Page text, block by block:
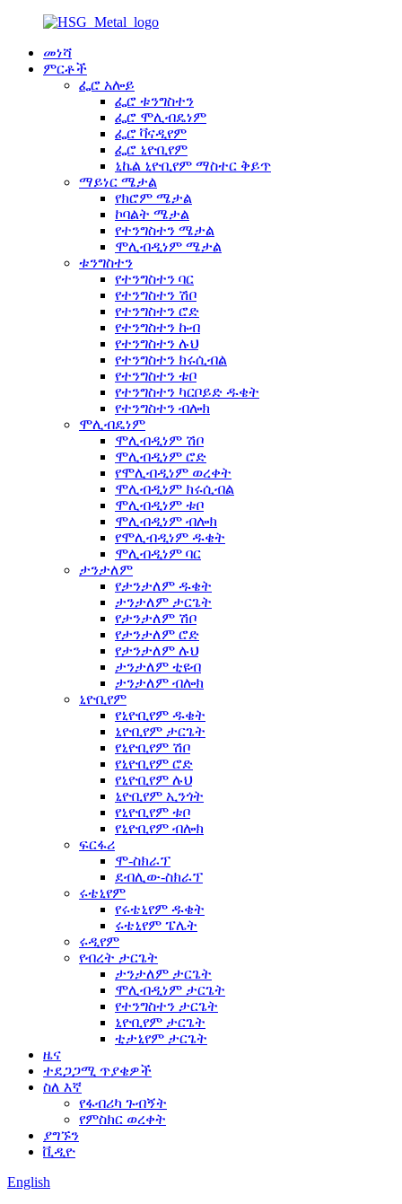
መነሻ
ምርቶች
ፌሮ አሎይ
ፌሮ ቱንግስተን
ፌሮ ሞሊብዴነም
ፌሮ ቫናዲየም
ፌሮ ኒዮቢየም
ኒኬል ኒዮቢየም ማስተር ቅይጥ
ማይነር ሜታል
የክሮም ሜታል
ኮባልት ሜታል
የተንግስተን ሜታል
ሞሊብዲነም ሜታል
ቱንግስተን
የተንግስተን ባር
የተንግስተን ሽቦ
የተንግስተን ሮድ
የተንግስተን ኩብ
የተንግስተን ሉህ
የተንግስተን ክሩሲብል
የተንግስተን ቱቦ
የተንግስተን ካርቦይድ ዱቄት
የተንግስተን ብሎክ
ሞሊብዴነም
ሞሊብዲነም ሽቦ
ሞሊብዲነም ሮድ
የሞሊብዲነም ወረቀት
ሞሊብዲነም ክሩሲብል
ሞሊብዲነም ቱቦ
ሞሊብዲነም ብሎክ
የሞሊብዲነም ዱቄት
ሞሊብዲነም ባር
ታንታለም
የታንታለም ዱቄት
ታንታለም ታርጌት
የታንታለም ሽቦ
የታንታለም ሮድ
የታንታለም ሉህ
ታንታለም ቲዩብ
ታንታለም ብሎክ
ኒዮቢየም
የኒዮቢየም ዱቄት
ኒዮቢየም ታርጌት
የኒዮቢየም ሽቦ
የኒዮቢየም ሮድ
የኒዮቢየም ሉህ
ኒዮቢየም ኢንጎት
የኒዮቢየም ቱቦ
የኒዮቢየም ብሎክ
ፍርፋሪ
ሞ-ስክራፕ
ደብሊው-ስክራፕ
ሩቴኒየም
የሩቴኒየም ዱቄት
ሩቴኒየም ፔሌት
ሩዲየም
የብረት ታርጌት
ታንታለም ታርጌት
ሞሊብዲነም ታርጌት
የተንግስተን ታርጌት
ኒዮቢየም ታርጌት
ቲታኒየም ታርጌት
ዜና
ተደጋጋሚ ጥያቄዎች
ስለ እኛ
የፋብሪካ ጉብኝት
የምስክር ወረቀት
ያግኙን
ቪዲዮ
English